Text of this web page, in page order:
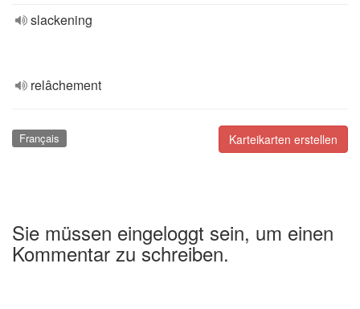
slackening
relâchement
Karteikarten erstellen
Français
Sie müssen eingeloggt sein, um einen
Kommentar zu schreiben.